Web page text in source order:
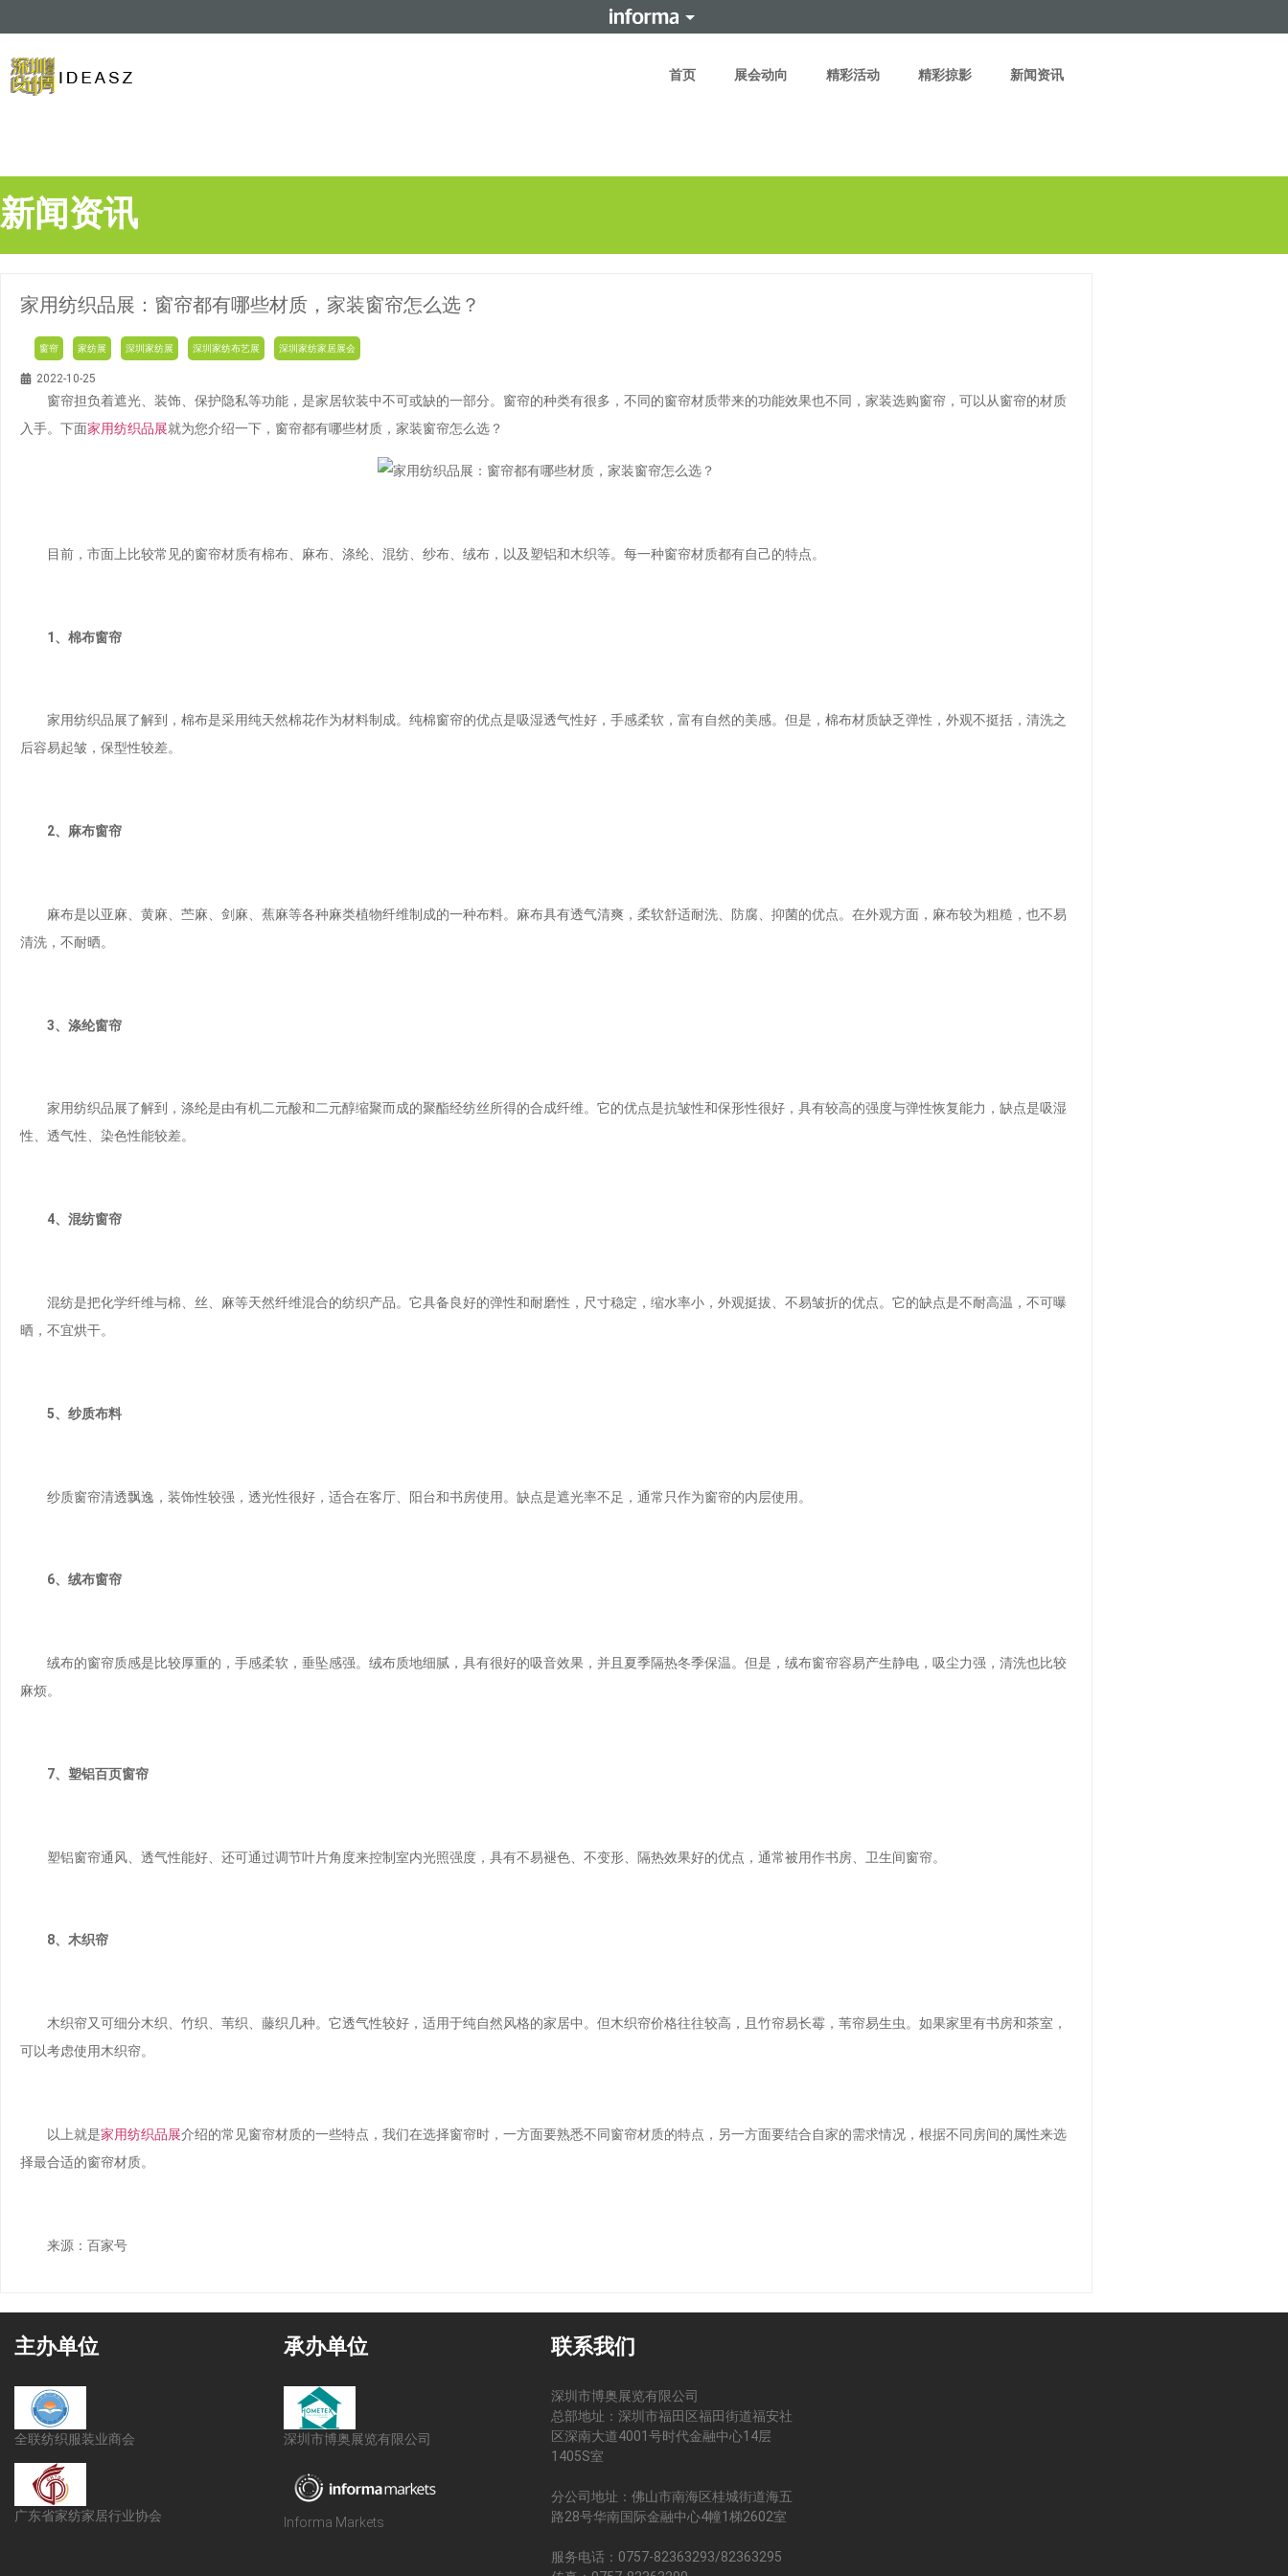
首页 展会动向 精彩活动 精彩掠影 新闻资讯
新闻资讯
家用纺织品展：窗帘都有哪些材质，家装窗帘怎么选？
窗帘 家纺展 深圳家纺展 深圳家纺布艺展 深圳家纺家居展会
2022-10-25
窗帘担负着遮光、装饰、保护隐私等功能，是家居软装中不可或缺的一部分。窗帘的种类有很多，不同的窗帘材质带来的功能效果也不同，家装选购窗帘，可以从窗帘的材质
入手。下面家用纺织品展就为您介绍一下，窗帘都有哪些材质，家装窗帘怎么选？
目前，市面上比较常见的窗帘材质有棉布、麻布、涤纶、混纺、纱布、绒布，以及塑铝和木织等。每一种窗帘材质都有自己的特点。
1、棉布窗帘
家用纺织品展了解到，棉布是采用纯天然棉花作为材料制成。纯棉窗帘的优点是吸湿透气性好，手感柔软，富有自然的美感。但是，棉布材质缺乏弹性，外观不挺括，清洗之
后容易起皱，保型性较差。
2、麻布窗帘
麻布是以亚麻、黄麻、苎麻、剑麻、蕉麻等各种麻类植物纤维制成的一种布料。麻布具有透气清爽，柔软舒适耐洗、防腐、抑菌的优点。在外观方面，麻布较为粗糙，也不易
清洗，不耐晒。
3、涤纶窗帘
家用纺织品展了解到，涤纶是由有机二元酸和二元醇缩聚而成的聚酯经纺丝所得的合成纤维。它的优点是抗皱性和保形性很好，具有较高的强度与弹性恢复能力，缺点是吸湿
性、透气性、染色性能较差。
4、混纺窗帘
混纺是把化学纤维与棉、丝、麻等天然纤维混合的纺织产品。它具备良好的弹性和耐磨性，尺寸稳定，缩水率小，外观挺拔、不易皱折的优点。它的缺点是不耐高温，不可曝
晒，不宜烘干。
5、纱质布料
纱质窗帘清透飘逸，装饰性较强，透光性很好，适合在客厅、阳台和书房使用。缺点是遮光率不足，通常只作为窗帘的内层使用。
6、绒布窗帘
绒布的窗帘质感是比较厚重的，手感柔软，垂坠感强。绒布质地细腻，具有很好的吸音效果，并且夏季隔热冬季保温。但是，绒布窗帘容易产生静电，吸尘力强，清洗也比较
麻烦。
7、塑铝百页窗帘
塑铝窗帘通风、透气性能好、还可通过调节叶片角度来控制室内光照强度，具有不易褪色、不变形、隔热效果好的优点，通常被用作书房、卫生间窗帘。
8、木织帘
木织帘又可细分木织、竹织、苇织、藤织几种。它透气性较好，适用于纯自然风格的家居中。但木织帘价格往往较高，且竹帘易长霉，苇帘易生虫。如果家里有书房和茶室，
可以考虑使用木织帘。
以上就是家用纺织品展介绍的常见窗帘材质的一些特点，我们在选择窗帘时，一方面要熟悉不同窗帘材质的特点，另一方面要结合自家的需求情况，根据不同房间的属性来选
择最合适的窗帘材质。
来源：百家号
主办单位
全联纺织服装业商会
广东省家纺家居行业协会
承办单位
深圳市博奥展览有限公司
Informa Markets
联系我们
深圳市博奥展览有限公司
总部地址：深圳市福田区福田街道福安社
区深南大道4001号时代金融中心14层
1405S室
分公司地址：佛山市南海区桂城街道海五
路28号华南国际金融中心4幢1梯2602室
服务电话：0757-82363293/82363295